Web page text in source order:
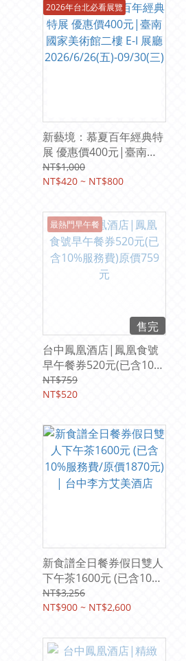
2026年台北必看展覽
新藝境：慕夏百年經典特
展 優惠價400元|臺南國
家美術館二樓 E-I 展廳
2026/6/26(五)-09/30(三)
NT$1,000
NT$420 ~ NT$800
最熱門早午餐
售完
台中鳳凰酒店|鳳凰食號
早午餐券520元(已含10%
服務費)原價759元
NT$759
NT$520
新食譜全日餐券假日雙人
下午茶1600元 (已含10%
服務費/原價1870元) | 台
中李方艾美酒店
NT$3,256
NT$900 ~ NT$2,600